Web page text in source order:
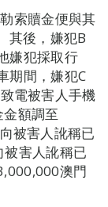
索贖金便與其
其後，嫌犯B
嫌犯採取行
期間，嫌犯C
電被害人手機
額調至
被害人訛稱已
害人訛稱已
澳門